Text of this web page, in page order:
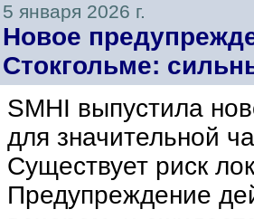
5 января 2026 г.
Новое
Стокгольме:
SMHI выпустила
для значительной
Существует риск
Предупреждение